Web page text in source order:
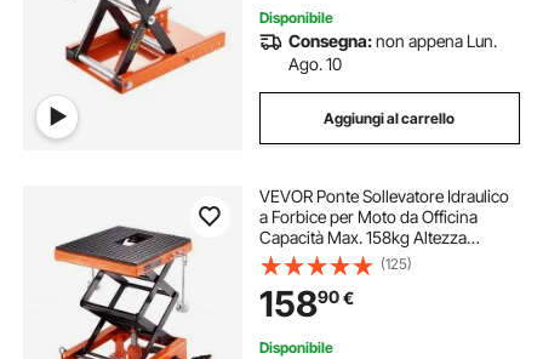
Disponibile
Consegna:non appena Lun.
Ago. 10
Aggiungi al carrello
VEVOR Ponte Sollevatore Idraulico
a Forbice per Moto da Officina
Capacità Max. 158kg Altezza
Regolabile 35-90,5cm, Ponte
Sollevatore Alzamoto da Officina
Operazione Idraulica Piattaforma
41,5 x 35 cm
(125)
15890€
Disponibile